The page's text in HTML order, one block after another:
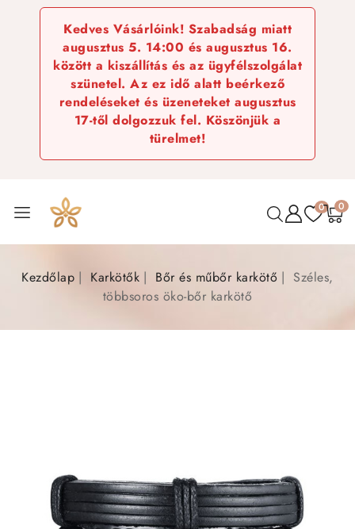
Kedves Vásárlóink! Szabadság miatt
augusztus 5. 14:00 és augusztus 16.
között a kiszállítás és az ügyfélszolgálat
szünetel. Az ez idő alatt beérkező
rendeléseket és üzeneteket augusztus
17-től dolgozzuk fel. Köszönjük a
türelmet!
0 0
Kezdőlap Karkötők Bőr és műbőr karkötő
Széles,
többsoros öko-bőr karkötő